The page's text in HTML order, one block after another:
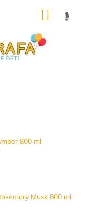
800 ml
Musk 800 ml